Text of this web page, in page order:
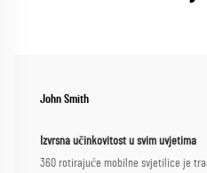
John Smith
Izvrsna učinkovitost u svim uvjetima
360 rotirajuće mobilne svjetilice je